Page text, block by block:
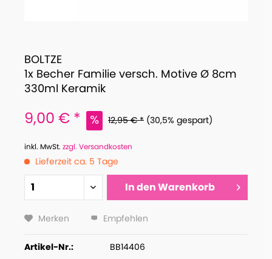
BOLTZE
1x Becher Familie versch. Motive Ø 8cm
330ml Keramik
9,00 € * 12,95 € * (30,5% gespart)
inkl. MwSt. zzgl. Versandkosten
Lieferzeit ca. 5 Tage
In denWarenkorb
Merken Empfehlen
Artikel-Nr.: BB14406